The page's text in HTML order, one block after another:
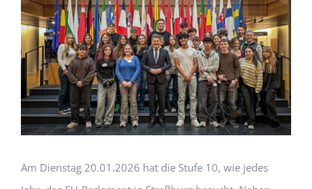
Am Dienstag 20.01.2026 hat die Stufe 10, wie jedes